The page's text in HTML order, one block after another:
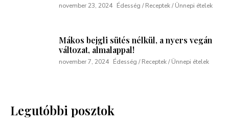
november 23, 2024 Édesség / Receptek / Ünnepi ételek
Mákos bejgli sütés nélkül, a nyers vegán
változat, almalappal!
november 7, 2024 Édesség / Receptek / Ünnepi ételek
Legutóbbi posztok